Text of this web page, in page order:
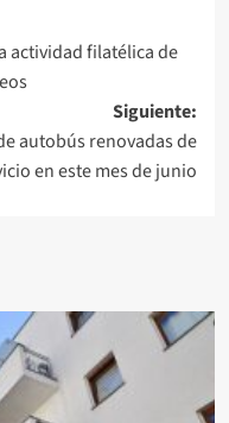
actividad filatélica de
Siguiente:
autobús renovadas de
en este mes de junio